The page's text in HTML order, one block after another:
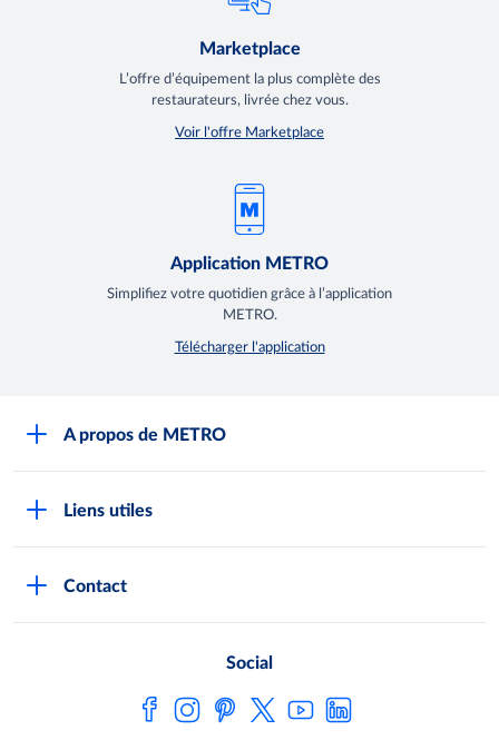
Marketplace
L’offre d’équipement la plus complète des
restaurateurs, livrée chez vous.
Voir l'offre Marketplace
Application METRO
Simplifiez votre quotidien grâce à l’application
METRO.
Télécharger l'application
A propos de METRO
Liens utiles
Fiches de données de sécurité
Contact
Social